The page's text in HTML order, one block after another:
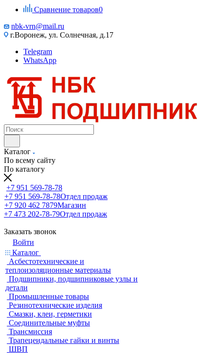
Сравнение товаров0
nbk-vrn@mail.ru
г.Воронеж, ул. Солнечная, д.17
Telegram
WhatsApp
Каталог
По всему сайту
По каталогу
+7 951 569-78-78
+7 951 569-78-78Отдел продаж
+7 920 462 7879Магазин
+7 473 202-78-79Отдел продаж
Заказать звонок
Войти
Каталог
Асбестотехнические и
теплоизоляционные материалы
Подшипники, подшипниковые узлы и
детали
Промышленные товары
Резинотехнические изделия
Смазки, клеи, герметики
Соединительные муфты
Трансмиссия
Трапецеидальные гайки и винты
ШВП